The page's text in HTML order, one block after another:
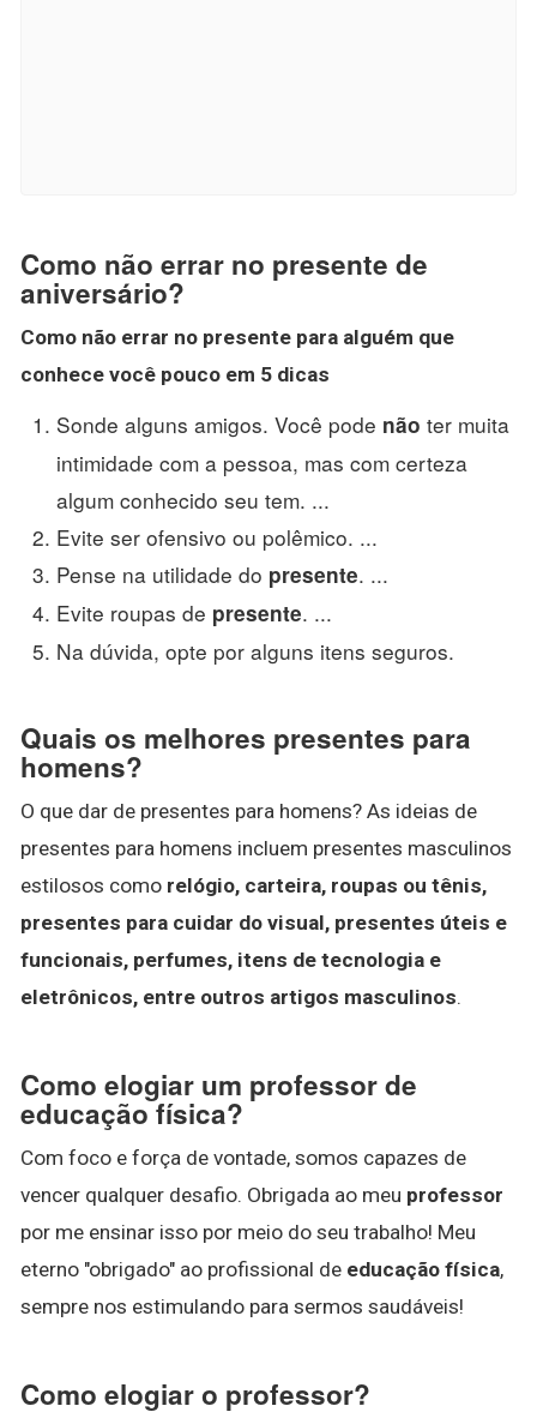
Como não errar no presente de
aniversário?
Como não errar no presente para alguém que
conhece você pouco em 5 dicas
Sonde alguns amigos. Você pode não ter muita
intimidade com a pessoa, mas com certeza
algum conhecido seu tem. ...
Evite ser ofensivo ou polêmico. ...
Pense na utilidade do presente. ...
Evite roupas de presente. ...
Na dúvida, opte por alguns itens seguros.
Quais os melhores presentes para
homens?
O que dar de presentes para homens? As ideias de
presentes para homens incluem presentes masculinos
estilosos como relógio, carteira, roupas ou tênis,
presentes para cuidar do visual, presentes úteis e
funcionais, perfumes, itens de tecnologia e
eletrônicos, entre outros artigos masculinos.
Como elogiar um professor de
educação física?
Com foco e força de vontade, somos capazes de
vencer qualquer desafio. Obrigada ao meu professor
por me ensinar isso por meio do seu trabalho! Meu
eterno "obrigado" ao profissional de educação física,
sempre nos estimulando para sermos saudáveis!
Como elogiar o professor?